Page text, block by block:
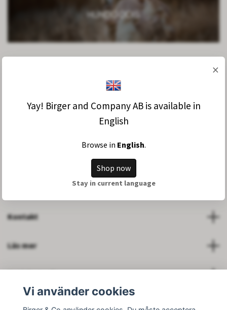
Prenumerera på våra nyhetsbrev!
Kontakt
Läs mer
×
Yay! Birger and Company AB is available in
English
Browse in English.
Shop now
Stay in current language
Vi använder cookies